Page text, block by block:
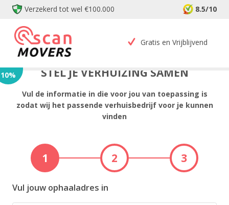
Verzekerd tot wel €100.000 8.5/10
Gratis en Vrijblijvend
10% STEL JE VERHUIZING SAMEN
Vul de informatie in die voor jou van toepassing is
zodat wij het passende verhuisbedrijf voor je kunnen
vinden
1 2 3
Vul jouw ophaaladres in